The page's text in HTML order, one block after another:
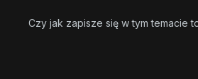
Czy jak zapisze się w tym temacie